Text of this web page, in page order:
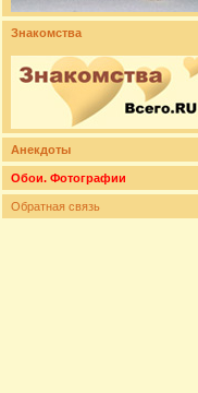
Знакомства
Анекдоты
Обои. Фотографии
Обратная связь